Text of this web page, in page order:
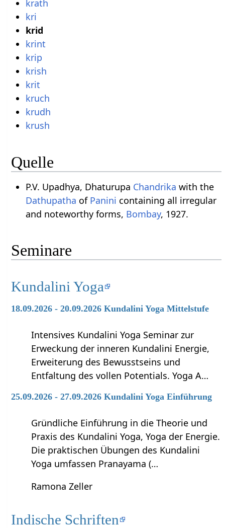
krath
kri
krid
krint
krip
krish
krit
kruch
krudh
krush
Quelle
P.V. Upadhya, Dhaturupa Chandrika with the
Dathupatha of Panini containing all irregular
and noteworthy forms, Bombay, 1927.
Seminare
Kundalini Yoga
18.09.2026 - 20.09.2026 Kundalini Yoga Mittelstufe
Intensives Kundalini Yoga Seminar zur
Erweckung der inneren Kundalini Energie,
Erweiterung des Bewusstseins und
Entfaltung des vollen Potentials. Yoga A…
25.09.2026 - 27.09.2026 Kundalini Yoga Einführung
Gründliche Einführung in die Theorie und
Praxis des Kundalini Yoga, Yoga der Energie.
Die praktischen Übungen des Kundalini
Yoga umfassen Pranayama (…
Ramona Zeller
Indische Schriften